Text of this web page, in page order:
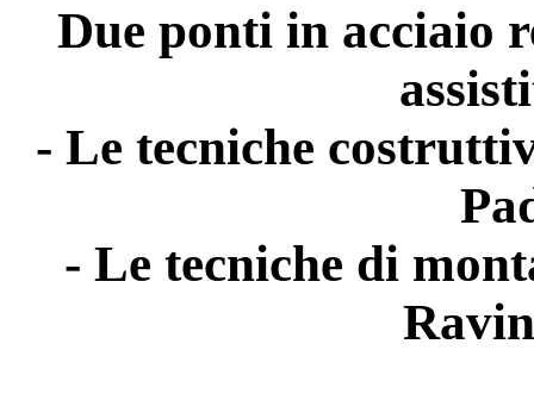
Due ponti in acciaio
- Le tecniche
- Le tecniche di